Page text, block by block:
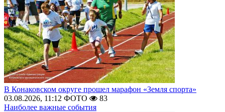
В Конаковском округе прошел марафон «Земля спорта»
03.08.2026, 11:12 ФОТО
83
Наиболее важные события